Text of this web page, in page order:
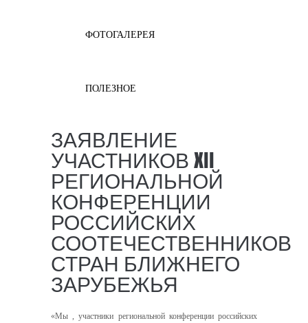
ФОТОГАЛЕРЕЯ
ПОЛЕЗНОЕ
ЗАЯВЛЕНИЕ
УЧАСТНИКОВ XII
РЕГИОНАЛЬНОЙ
КОНФЕРЕНЦИИ
РОССИЙСКИХ
СООТЕЧЕСТВЕННИКОВ
СТРАН БЛИЖНЕГО
ЗАРУБЕЖЬЯ
«Мы , участники региональной конференции российских